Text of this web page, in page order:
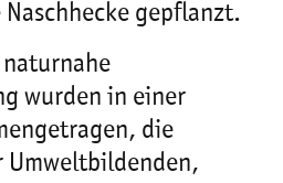
gepflanzt.
wurden in einer
die
Umweltbildenden,